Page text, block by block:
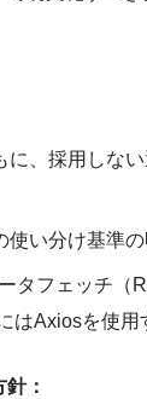
に、採用しな
使い分け基準
タフェッチ（
はAxiosを使用
：